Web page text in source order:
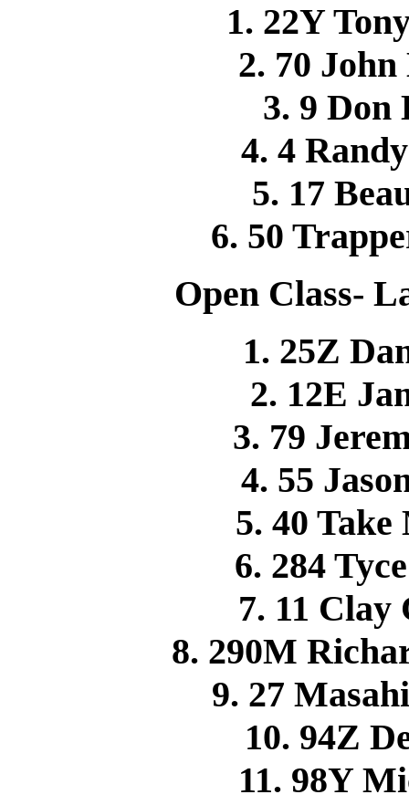
1. 22Y
2. 70
3. 9
4. 4
5. 17
6. 50
Open Class-
1. 25Z
2. 12E
3. 79
4. 55
5. 40
6. 284
7. 11
8. 290M
9. 27
10. 94Z
11. 98Y